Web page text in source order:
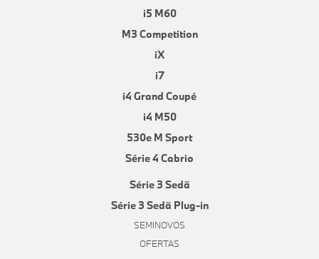
i5 M60
M3 Competition
iX
i7
i4 Grand Coupé
i4 M50
530e M Sport
Série 4 Cabrio
Série 3 Sedã
Série 3 Sedã Plug-in
SEMINOVOS
OFERTAS